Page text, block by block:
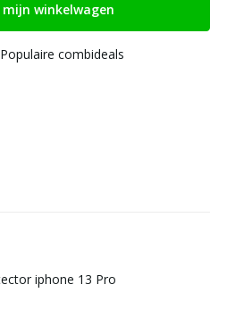
mijn winkelwagen
Populaire combideals
iphone 13 Pro